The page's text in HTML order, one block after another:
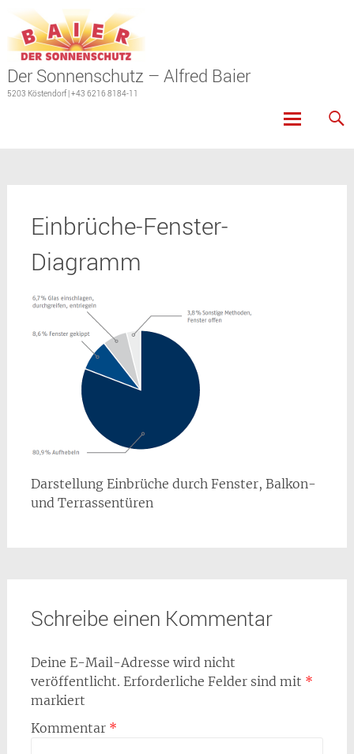
Der Sonnenschutz – Alfred Baier
5203 Köstendorf | +43 6216 8184-11
Einbrüche-Fenster-
Diagramm
Darstellung Einbrüche durch Fenster, Balkon-
und Terrassentüren
Schreibe einen Kommentar
Deine E-Mail-Adresse wird nicht
veröffentlicht. Erforderliche Felder sind mit *
markiert
Kommentar *